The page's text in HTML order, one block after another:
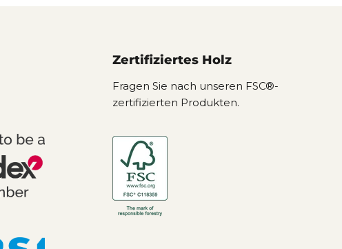
Zertifiziertes Holz
Fragen Sie nach unseren FSC®-
zertifizierten Produkten.